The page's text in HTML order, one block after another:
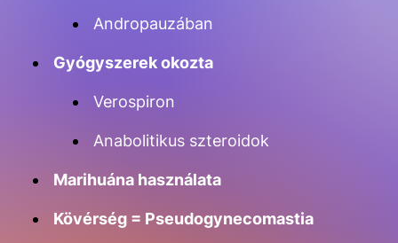
Andropauzában
Gyógyszerek okozta
Verospiron
Anabolitikus szteroidok
Marihuána használata
Kövérség = Pseudogynecomastia